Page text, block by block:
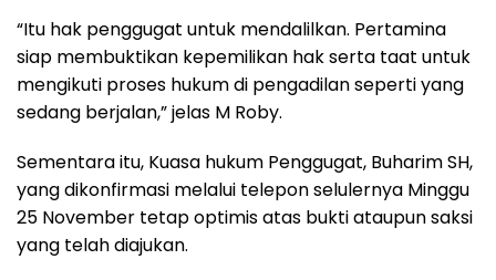
“Itu hak penggugat untuk mendalilkan. Pertamina
siap membuktikan kepemilikan hak serta taat untuk
mengikuti proses hukum di pengadilan seperti yang
sedang berjalan,” jelas M Roby.
Sementara itu, Kuasa hukum Penggugat, Buharim SH,
yang dikonfirmasi melalui telepon selulernya Minggu
25 November tetap optimis atas bukti ataupun saksi
yang telah diajukan.